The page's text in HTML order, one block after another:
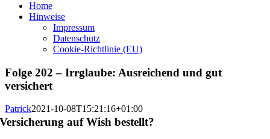
Home
Hinweise
Impressum
Datenschutz
Cookie-Richtlinie (EU)
Folge 202 – Irrglaube: Ausreichend und gut
versichert
Patrick2021-10-08T15:21:16+01:00
Versicherung auf Wish bestellt?